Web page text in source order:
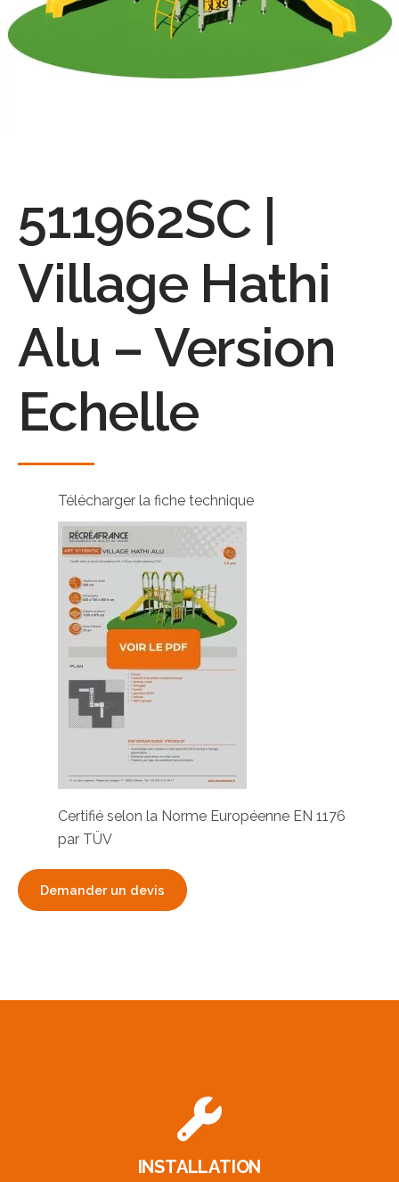
511962SC |
Village Hathi
Alu – Version
Echelle
Télécharger la fiche technique
Certifié selon la Norme Européenne EN 1176
par TÜV
Demander un devis
INSTALLATION